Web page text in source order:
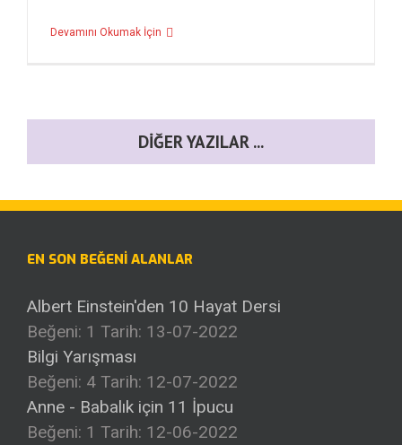
Devamını Okumak İçin
DIĞER YAZILAR ...
EN SON BEĞENI ALANLAR
Albert Einstein'den 10 Hayat Dersi
Beğeni: 1 Tarih: 13-07-2022
Bilgi Yarışması
Beğeni: 4 Tarih: 12-07-2022
Anne - Babalık için 11 İpucu
Beğeni: 1 Tarih: 12-06-2022